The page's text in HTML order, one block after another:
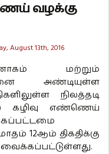
வழக்கு
August 13th, 2016
மற்றும்
அண்டியுள்ள
நிலத்தடி
கழிவு எண்ணெய்
12ஆம் திகதிக்கு